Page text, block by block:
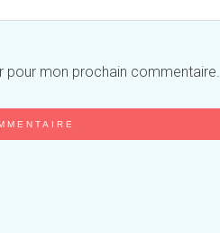
pour mon prochain commentaire.